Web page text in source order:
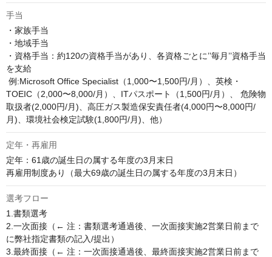
手当
・家族手当
・地域手当
・資格手当：約120の資格手当があり、各資格ごとに’’毎月’’資格手当
を支給
TOEIC（2,000〜8,000/月）、ITパスポート（1,500円/月）、 危険物
取扱者(2,000円/月)、高圧ガス製造保安責任者(4,000円〜8,000円/
月)、環境社会検定試験(1,800円/月)、他）
定年・再雇用
定年：61歳の誕生日の属する年度の3月末日
再雇用制度あり（最大69歳の誕生日の属する年度の3月末日）
選考フロー
1.書類選考
2.一次面接（← 注：書類選考通過後、一次面接実施2営業日前まで
に弊社指定書類の記入/提出）
3.最終面接（← 注：一次面接通過後、最終面接実施2営業日前まで